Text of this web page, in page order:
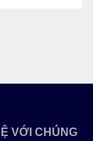
VỚI CHÚNG